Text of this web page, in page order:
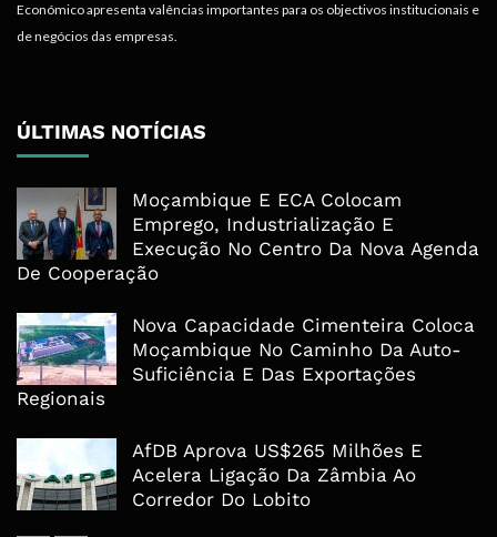
Económico apresenta valências importantes para os objectivos institucionais e
de negócios das empresas.
ÚLTIMAS NOTÍCIAS
Moçambique E ECA Colocam
Emprego, Industrialização E
Execução No Centro Da Nova Agenda
De Cooperação
Nova Capacidade Cimenteira Coloca
Moçambique No Caminho Da Auto-
Suficiência E Das Exportações
Regionais
AfDB Aprova US$265 Milhões E
Acelera Ligação Da Zâmbia Ao
Corredor Do Lobito